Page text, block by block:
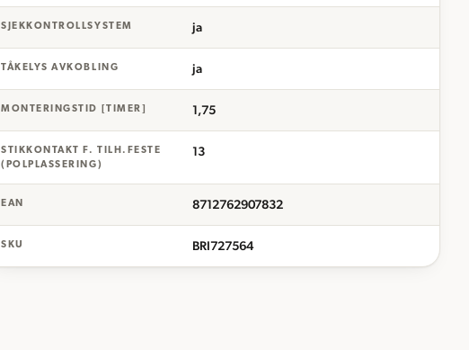
SJEKKONTROLLSYSTEM ja
TÅKELYS AVKOBLING ja
MONTERINGSTID [TIMER] 1,75
STIKKONTAKT F. TILH.FESTE
(POLPLASSERING)
13
EAN 8712762907832
SKU BRI727564